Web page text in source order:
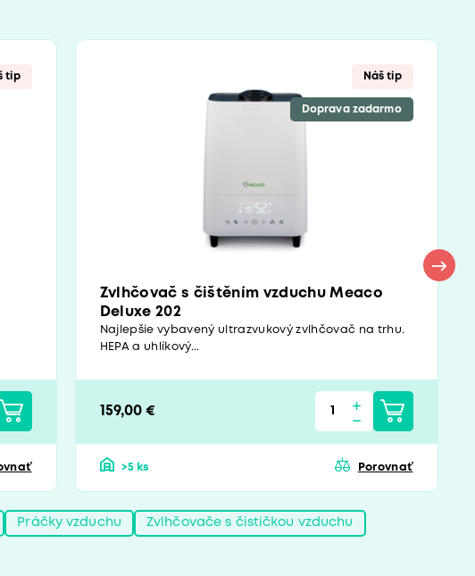
tip Náš tip
Doprava zadarmo
Zvlhčovač s čištěním vzduchu Meaco
Deluxe 202
Najlepšie vybavený ultrazvukový zvlhčovač na trhu.
HEPA a uhlíkový...
159,00 €
>5 ks Porovnať
Práčky vzduchu Zvlhčovače s čističkou vzduchu